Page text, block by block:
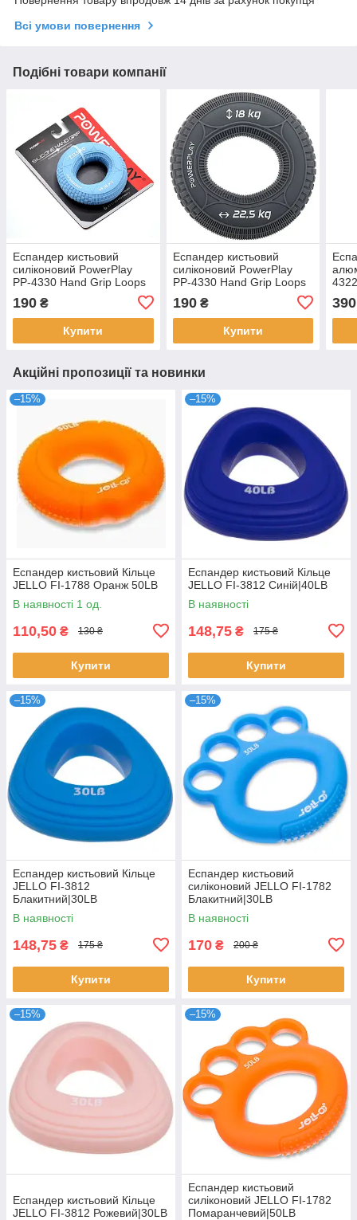
Всі умови повернення
Подібні товари компанії
Еспандер кистьовий
силіконовий PowerPlay
PP-4330 Hand Grip Loops
Light 13.5-18 кг. Блакитний
190 ₴
Купити
Еспандер кистьовий
силіконовий PowerPlay
PP-4330 Hand Grip Loops
Medium 18-22,5 кг. Сірий
190₴
Купити
390
Акційні пропозиції та новинки
–15%
Еспандер кистьовий Кільце
JELLO FI-1788 Оранж 50LB
В наявності 1 од.
110,50 ₴ 130 ₴
Купити
–15%
Еспандер кистьовий Кільце
JELLO FI-3812 Синій|40LB
В наявності
148,75 ₴ 175 ₴
Купити
–15%
Еспандер кистьовий Кільце
JELLO FI-3812
Блакитний|30LB
В наявності
148,75 ₴ 175 ₴
Купити
–15%
Еспандер кистьовий
силіконовий JELLO FI-1782
Блакитний|30LB
В наявності
170 ₴ 200 ₴
Купити
–15%
Еспандер кистьовий Кільце
JELLO FI-3812 Рожевий|30LB
–15%
Еспандер кистьовий
силіконовий JELLO FI-1782
Помаранчевий|50LB